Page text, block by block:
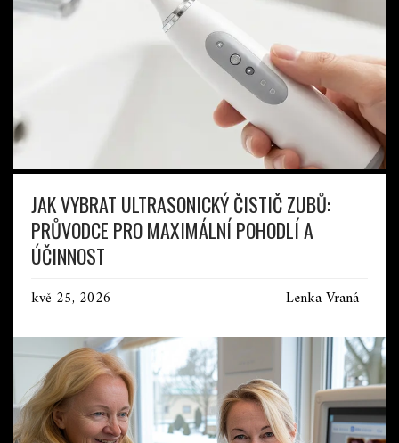
JAK VYBRAT ULTRASONICKÝ ČISTIČ ZUBŮ:
PRŮVODCE PRO MAXIMÁLNÍ POHODLÍ A
ÚČINNOST
kvě 25, 2026 Lenka Vraná